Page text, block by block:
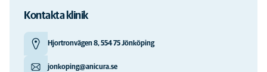
Kontakta klinik
Hjortronvägen 8, 554 75 Jönköping
jonkoping@anicura.se